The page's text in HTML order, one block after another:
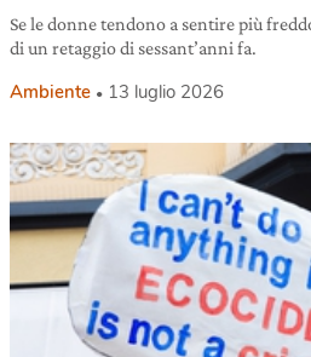
Se le donne tendono a sentire più
di un retaggio di sessant’anni fa.
Ambiente 13 luglio 2026